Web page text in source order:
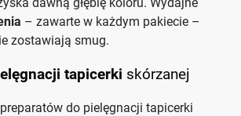
– zawarte w każdym pakiecie –
zostawiają smug.
tapicerki skórzanej
do pielęgnacji tapicerki